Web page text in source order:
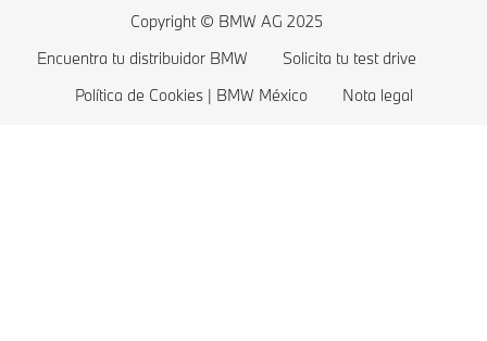
BMW Serie 2
BMW Serie 1
Copyright © BMW AG 2025
Encuentra tu distribuidor BMW
Solicita tu test drive
Política de Cookies | BMW México
Nota legal